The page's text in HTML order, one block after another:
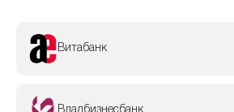
Витабанк
Владбизнесбанк